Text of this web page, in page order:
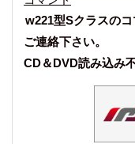
w221型Sクラスの
ご連絡下さい。
CD＆DVD読み込み